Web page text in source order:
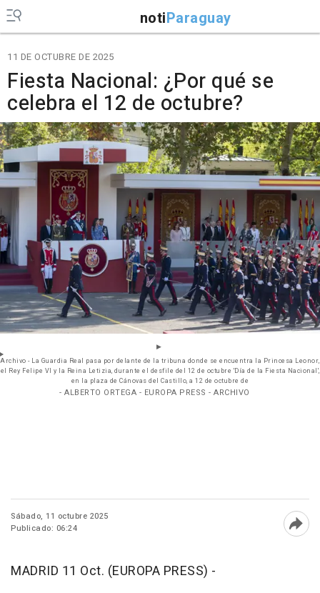
notiParaguay
11 DE OCTUBRE DE 2025
Fiesta Nacional: ¿Por qué se
celebra el 12 de octubre?
Archivo - La Guardia Real pasa por delante de la tribuna donde se encuentra la Princesa Leonor,
el Rey Felipe VI y la Reina Letizia, durante el desfile del 12 de octubre 'Día de la Fiesta Nacional',
en la plaza de Cánovas del Castillo, a 12 de octubre de
- ALBERTO ORTEGA - EUROPA PRESS - ARCHIVO
Sábado, 11 octubre 2025
Publicado: 06:24
MADRID 11 Oct. (EUROPA PRESS) -